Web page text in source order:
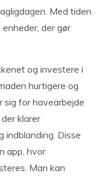
Med tiden
der gør
og investere i
hurtigere og
sig for havearbejde
klarer
indblanding. Disse
app, hvor
Man kan